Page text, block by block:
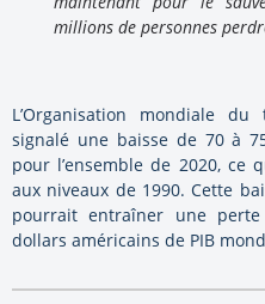
millions de personnes
L’Organisation mondiale
signalé une baisse de 70 à
pour l’ensemble de 2020, ce
aux niveaux de 1990. Cette
pourrait entraîner une
dollars américains de PIB